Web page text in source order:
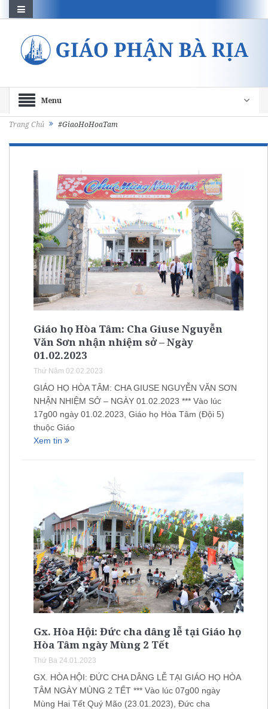
Menu
Trang Chủ #GiaoHoHoaTam
Giáo họ Hòa Tâm: Cha Giuse Nguyễn
Văn Sơn nhận nhiệm sở – Ngày
01.02.2023
Thứ Năm 02.02.2023
GIÁO HỌ HÒA TÂM: CHA GIUSE NGUYỄN VĂN SƠN
NHẬN NHIỆM SỞ – NGÀY 01.02.2023 *** Vào lúc
17g00 ngày 01.02.2023, Giáo họ Hòa Tâm (Đội 5)
thuộc Giáo
Xem tin
Gx. Hòa Hội: Đức cha dâng lễ tại Giáo họ
Hòa Tâm ngày Mùng 2 Tết
Thứ Ba 24.01.2023
GX. HÒA HỘI: ĐỨC CHA DÂNG LỄ TẠI GIÁO HỌ HÒA
TÂM NGÀY MÙNG 2 TẾT *** Vào lúc 07g00 ngày
Mùng Hai Tết Quý Mão (23.01.2023), Đức cha